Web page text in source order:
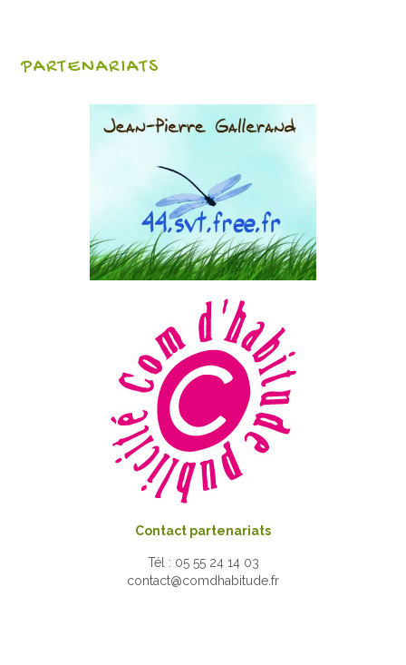
PARTENARIATS
Contact partenariats
Tél : 05 55 24 14 03
contact@comdhabitude.fr